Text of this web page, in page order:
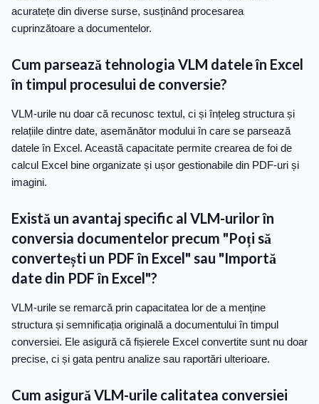
acuratețe din diverse surse, susținând procesarea
cuprinzătoare a documentelor.
Cum parsează tehnologia VLM datele în Excel
în timpul procesului de conversie?
VLM-urile nu doar că recunosc textul, ci și înțeleg structura și
relațiile dintre date, asemănător modului în care se parsează
datele în Excel. Această capacitate permite crearea de foi de
calcul Excel bine organizate și ușor gestionabile din PDF-uri și
imagini.
Există un avantaj specific al VLM-urilor în
conversia documentelor precum "Poți să
convertești un PDF în Excel" sau "Importă
date din PDF în Excel"?
VLM-urile se remarcă prin capacitatea lor de a menține
structura și semnificația originală a documentului în timpul
conversiei. Ele asigură că fișierele Excel convertite sunt nu doar
precise, ci și gata pentru analize sau raportări ulterioare.
Cum asigură VLM-urile calitatea conversiei